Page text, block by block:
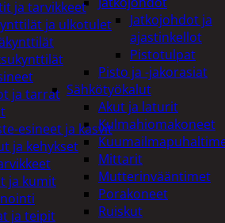
Jatkojohdot ja
ajastinkellot
Pistotulpat
Pisto ja -jakorasiat
Sähkötyökalut
Akut ja laturit
Kulmahiomakoneet
Mittarit
Mutterinvääntimet
Porakoneet
Ruiskut
ja tarvikkeet
ja ulkotulet
ja tarrat
esineet ja kasvit
ja kehykset
ja kumit
ja teipit